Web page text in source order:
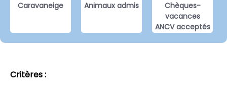
Caravaneige Animaux admis
Chèques-
vacances
ANCV acceptés
Critères :